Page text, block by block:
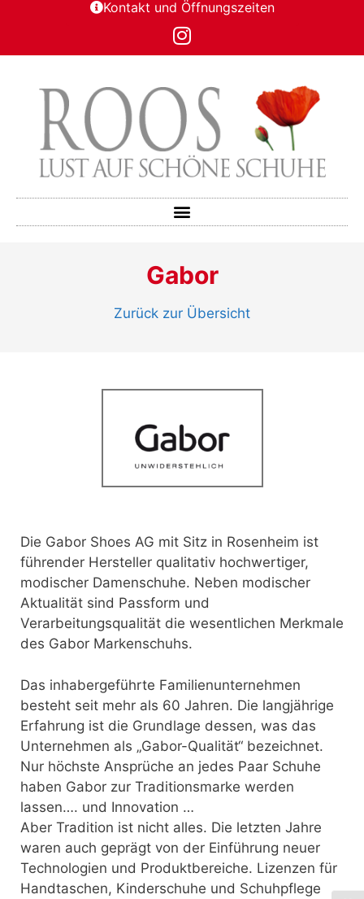
Kontakt und Öffnungszeiten
Gabor
Zurück zur Übersicht
Die Gabor Shoes AG mit Sitz in Rosenheim ist
führender Hersteller qualitativ hochwertiger,
modischer Damenschuhe. Neben modischer
Aktualität sind Passform und
Verarbeitungsqualität die wesentlichen Merkmale
des Gabor Markenschuhs.
Das inhabergeführte Familienunternehmen
besteht seit mehr als 60 Jahren. Die langjährige
Erfahrung ist die Grundlage dessen, was das
Unternehmen als „Gabor-Qualität“ bezeichnet.
Nur höchste Ansprüche an jedes Paar Schuhe
haben Gabor zur Traditionsmarke werden
lassen…. und Innovation …
Aber Tradition ist nicht alles. Die letzten Jahre
waren auch geprägt von der Einführung neuer
Technologien und Produktbereiche. Lizenzen für
Handtaschen, Kinderschuhe und Schuhpflege